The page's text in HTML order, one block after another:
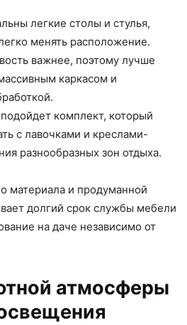
легкие столы и стулья,
менять расположение.
важнее, поэтому лучше
каркасом и
комплект, который
с лавочками и креслами-
разнообразных зон отдыха.
материала и продуманной
долгий срок службы мебели
на даче независимо от
атмосферы